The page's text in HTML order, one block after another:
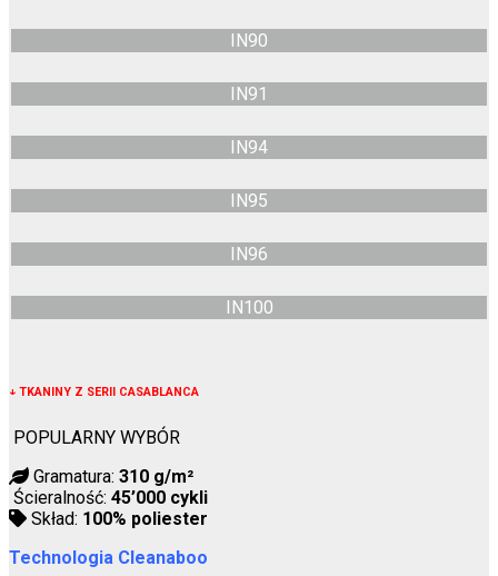
IN90
IN91
IN94
IN95
IN96
IN100
↓ TKANINY Z SERII CASABLANCA
POPULARNY WYBÓR
Gramatura: 310 g/m²
Ścieralność: 45’000 cykli
Skład: 100% poliester
Technologia Cleanaboo